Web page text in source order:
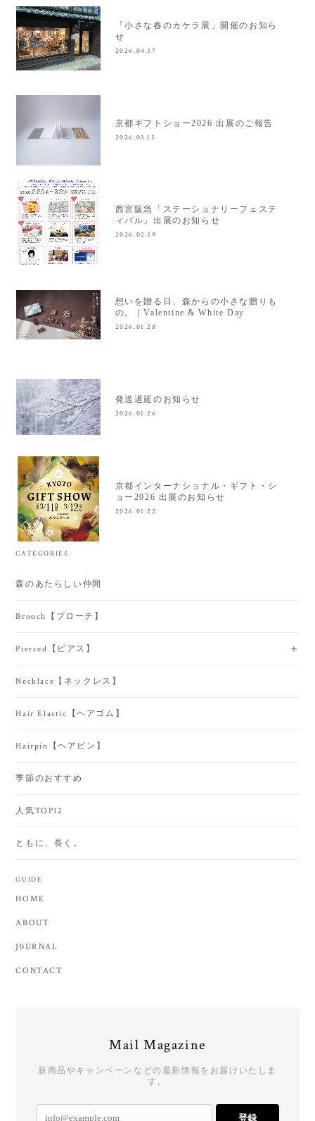
「小さな春のカケラ展」開催のお知ら
せ
2026.04.17
京都ギフトショー2026 出展のご報告
2026.03.15
西宮阪急「ステーショナリーフェステ
ィバル」出展のお知らせ
2026.02.19
想いを贈る日、森からの小さな贈りも
の。｜Valentine & White Day
2026.01.28
発送遅延のお知らせ
2026.01.26
京都インターナショナル・ギフト・シ
ョー2026 出展のお知らせ
2026.01.22
CATEGORIES
森のあたらしい仲間
Brooch【ブローチ】
Pierced【ピアス】
Necklace【ネックレス】
Hair Elastic【ヘアゴム】
Hairpin【ヘアピン】
季節のおすすめ
人気TOP12
ともに、長く。
GUIDE
HOME
ABOUT
J0URNAL
CONTACT
Mail Magazine
新商品やキャンペーンなどの最新情報をお届けいたしま
す。
登録